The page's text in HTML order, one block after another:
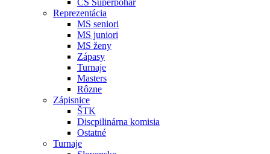
Reprezentácia
MS seniori
MS juniori
MS ženy
Zápasy
Turnaje
Masters
Rôzne
Zápisnice
ŠTK
Discpilinárna komisia
Ostatné
Turnaje